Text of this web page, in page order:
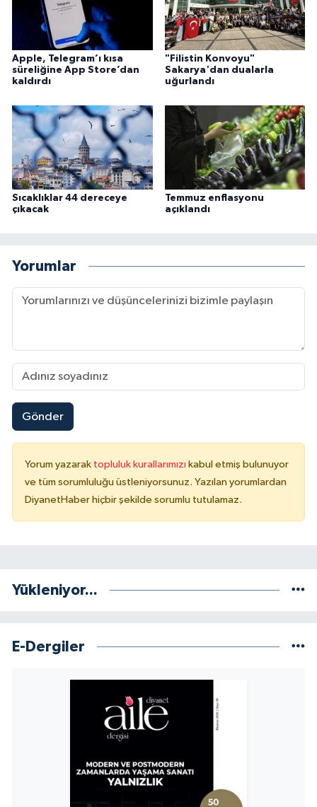
Apple, Telegram’ı kısa
süreliğine App Store’dan
kaldırdı
"Filistin Konvoyu"
Sakarya'dan dualarla
uğurlandı
Sıcaklıklar 44 dereceye
çıkacak
Temmuz enflasyonu
açıklandı
Yorumlar
Gönder
Yorum yazarak topluluk kurallarımızı kabul etmiş bulunuyor
ve tüm sorumluluğu üstleniyorsunuz. Yazılan yorumlardan
DiyanetHaber hiçbir şekilde sorumlu tutulamaz.
Yükleniyor...
E-Dergiler
Karaman Müftülüğü
Kars Müftülüğü
Kayseri Müftülüğü
Kilis Müftülüğü
Kırıkkale Müftülüğü
Kırşehir Müftülüğü
Kocaeli Müftülüğü
Kütahya Müftülüğü
Malatya Müftülüğü
Mardin Müftülüğü
Mersin Müftülüğü
Muş Müftülüğü
Ordu Müftülüğü
Osmaniye Müftülüğü
Rize Müftülüğü